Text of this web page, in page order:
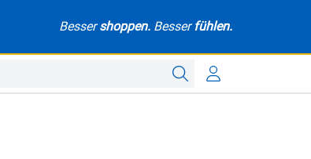
Bessershoppen. Besserfühlen.